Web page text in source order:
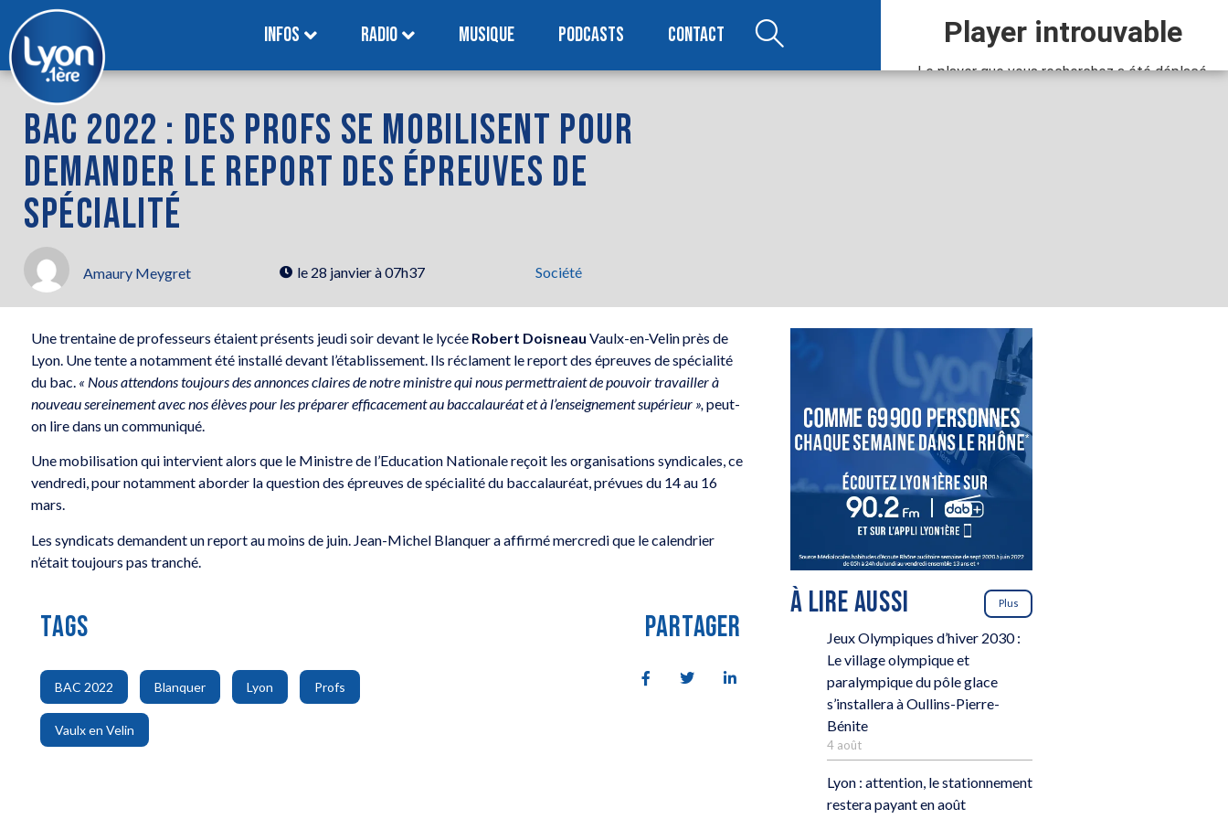
INFOS RADIO MUSIQUE PODCASTS CONTACT
BAC 2022 : DES PROFS SE MOBILISENT POUR
DEMANDER LE REPORT DES ÉPREUVES DE
SPÉCIALITÉ
Amaury Meygret le 28 janvier à 07h37 Société
Une trentaine de professeurs étaient présents jeudi soir devant le lycée Robert Doisneau Vaulx-en-Velin près de
Lyon. Une tente a notamment été installé devant l’établissement. Ils réclament le report des épreuves de spécialité
du bac. « Nous attendons toujours des annonces claires de notre ministre qui nous permettraient de pouvoir travailler à
nouveau sereinement avec nos élèves pour les préparer efficacement au baccalauréat et à l’enseignement supérieur »,peut-
on lire dans un communiqué.
Une mobilisation qui intervient alors que le Ministre de l’Education Nationale reçoit les organisations syndicales, ce
vendredi, pour notamment aborder la question des épreuves de spécialité du baccalauréat, prévues du 14 au 16
mars.
Les syndicats demandent un report au moins de juin. Jean-Michel Blanquer a affirmé mercredi que le calendrier
n’était toujours pas tranché.
TAGS
BAC 2022
,
Blanquer
,
Lyon
,
Profs
Vaulx en Velin
PARTAGER
À LIRE AUSSI Plus
Jeux Olympiques d’hiver 2030 :
Le village olympique et
paralympique du pôle glace
s’installera à Oullins-Pierre-
Bénite
4 août
Lyon : attention, le stationnement
restera payant en août